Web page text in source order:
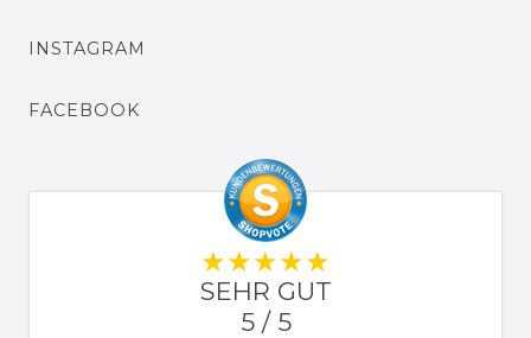
INSTAGRAM
FACEBOOK
SEHR GUT
5 / 5